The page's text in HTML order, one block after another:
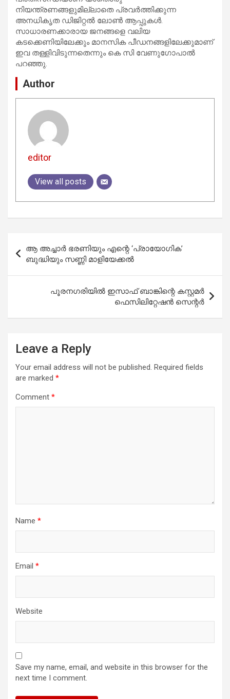
നിയന്ത്രണങ്ങളുമില്ലാതെ പ്രവർത്തിക്കുന്ന
അനധികൃത ഡിജിറ്റൽ ലോൺ ആപ്പുകൾ.
സാധാരണക്കാരായ ജനങ്ങളെ വലിയ
കടക്കെണിയിലേക്കും മാനസിക പീഡനങ്ങളിലേക്കുമാണ്
ഇവ തള്ളിവിടുന്നതെന്നും കെ സി വേണുഗോപാൽ
പറഞ്ഞു.
Author
editor
View all posts
navigation
ആ അച്ചാർ ഭരണിയും എന്റെ ‘പ്രായോഗിക’
ബുദ്ധിയും സണ്ണി മാളിയേക്കൽ
പൂരനഗരിയിൽ ഇസാഫ് ബാങ്കിന്റെ കസ്റ്റമര്‍
ഫെസിലിറ്റേഷന്‍ സെന്റര്‍
Leave a Reply
Your email address will not be published. Required fields
are marked *
Comment *
Name *
Email *
Website
Save my name, email, and website in this browser for the
next time I comment.